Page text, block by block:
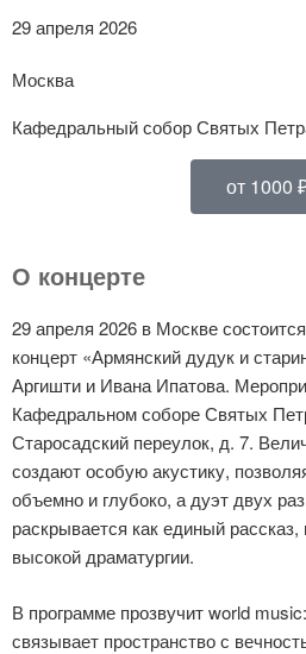
29 апреля 2026
Москва
Кафедральный собор Святых
от 1000
О концерте
29 апреля 2026 в Москве
концерт «Армянский дудук и
Аргишти и Ивана Ипатова.
Кафедральном соборе Святых
Старосадский переулок, д. 7.
создают особую акустику,
объемно и глубоко, а дуэт двух
раскрывается как единый
высокой драматургии.
В программе прозвучит world
связывает пространство с